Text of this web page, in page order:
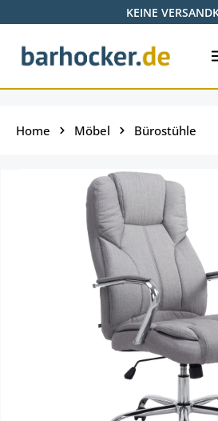
Zum Hauptinhalt springen
KEINE
Home Möbel Bürostühle